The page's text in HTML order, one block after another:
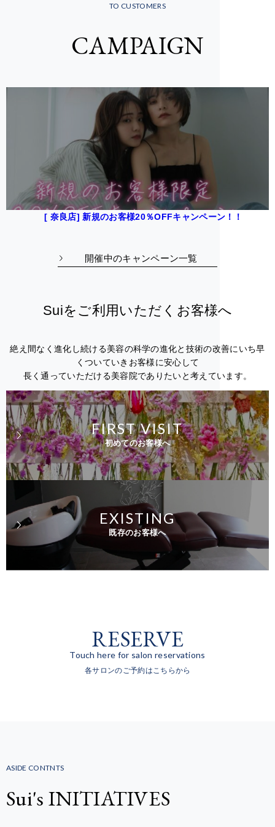
TO CUSTOMERS
CAMPAIGN
[ 奈良店] 新規のお客様20％OFFキャンペーン！！
開催中のキャンペーン一覧
Suiをご利用いただくお客様へ
絶え間なく進化し続ける美容の科学の進化と技術の改善にいち早
くついていきお客様に安心して
長く通っていただける美容院でありたいと考えています。
初めてのお客様へ
FIRST VISIT
既存のお客様へ
EXISTING
RESERVE
Touch here for salon reservations
各サロンのご予約はこちらから
ASIDE CONTNTS
Sui's INITIATIVES